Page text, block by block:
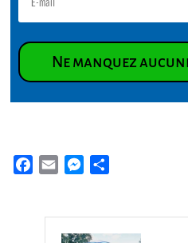
Ne manquez
Facebook
Email Messenger